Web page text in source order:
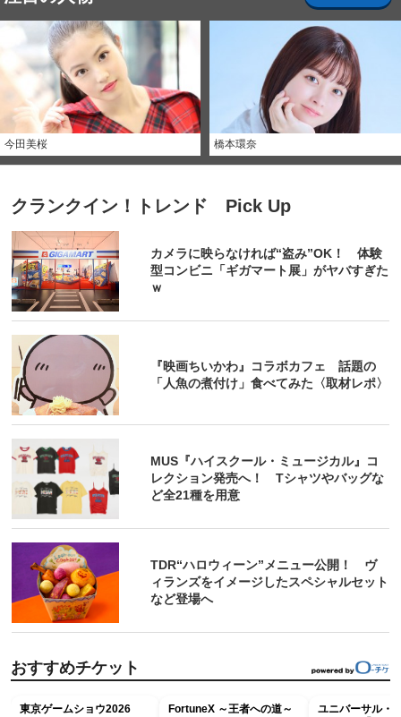
今田美桜 橋本環奈
クランクイン！トレンド Pick Up
カメラに映らなければ“盗み”OK！ 体験
型コンビニ「ギガマート展」がヤバすぎた
ｗ
『映画ちいかわ』コラボカフェ 話題の
「人魚の煮付け」食べてみた〈取材レポ〉
MUS『ハイスクール・ミュージカル』コ
レクション発売へ！ Tシャツやバッグな
ど全21種を用意
TDR“ハロウィーン”メニュー公開！ ヴ
ィランズをイメージしたスペシャルセット
など登場へ
おすすめチケット
東京ゲームショウ2026 FortuneX ～王者への道～
ユニバーサル・